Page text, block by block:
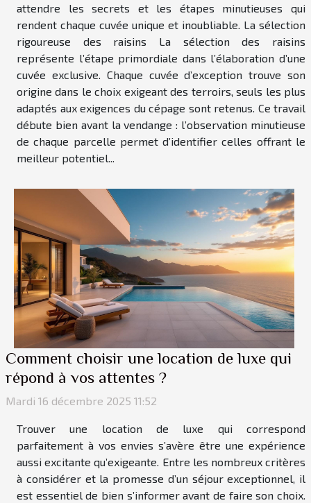
attendre les secrets et les étapes minutieuses qui
rendent chaque cuvée unique et inoubliable. La sélection
rigoureuse des raisins La sélection des raisins
représente l’étape primordiale dans l’élaboration d’une
cuvée exclusive. Chaque cuvée d’exception trouve son
origine dans le choix exigeant des terroirs, seuls les plus
adaptés aux exigences du cépage sont retenus. Ce travail
débute bien avant la vendange : l’observation minutieuse
de chaque parcelle permet d’identifier celles offrant le
meilleur potentiel...
Comment choisir une location de luxe qui
répond à vos attentes ?
Mardi 16 décembre 2025 11:52
Trouver une location de luxe qui correspond
parfaitement à vos envies s’avère être une expérience
aussi excitante qu’exigeante. Entre les nombreux critères
à considérer et la promesse d’un séjour exceptionnel, il
est essentiel de bien s’informer avant de faire son choix.